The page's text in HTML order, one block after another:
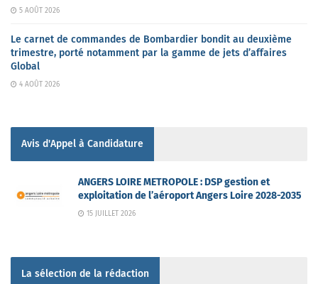
5 AOÛT 2026
Le carnet de commandes de Bombardier bondit au deuxième
trimestre, porté notamment par la gamme de jets d’affaires
Global
4 AOÛT 2026
Avis d'Appel à Candidature
ANGERS LOIRE METROPOLE : DSP gestion et
exploitation de l’aéroport Angers Loire 2028-2035
15 JUILLET 2026
La sélection de la rédaction